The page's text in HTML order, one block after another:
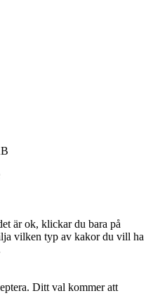
är ok, klickar du bara på
vilken typ av kakor du vill ha
Ditt val kommer att